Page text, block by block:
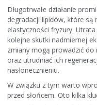
Długotrwałe działanie
degradacji lipidów, które są
elastyczności fryzury.
kolejne skutki nadmiernej
zmiany mogą prowadzić do
oraz utrudniać ich
nasłonecznieniu.
W związku z tym warto
przed słońcem. Oto kilka